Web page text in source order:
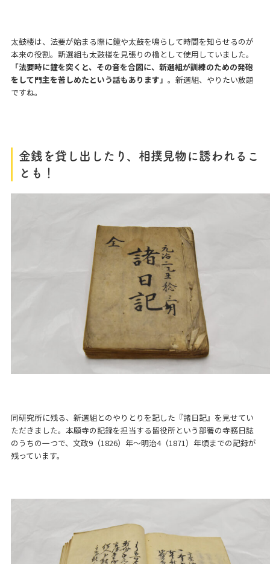
太鼓楼は、法要が始まる際に鐘や太鼓を鳴らして時間を知らせるのが
本来の役割。新選組も太鼓楼を見張りの櫓として使用していました。
「法要時に鐘を突くと、その音を合図に、新選組が訓練のための発砲
をして門主を苦しめたという話もあります」 。新選組、やりたい放題
ですね。
金銭を貸し出したり、相撲見物に誘われるこ
とも！
同研究所に残る、新選組とのやりとりを記した『諸日記』を見せてい
ただきました。本願寺の記録を担当する留役所という部署の寺務日誌
のうちの一つで、文政9（1826）年～明治4（1871）年頃までの記録が
残っています。